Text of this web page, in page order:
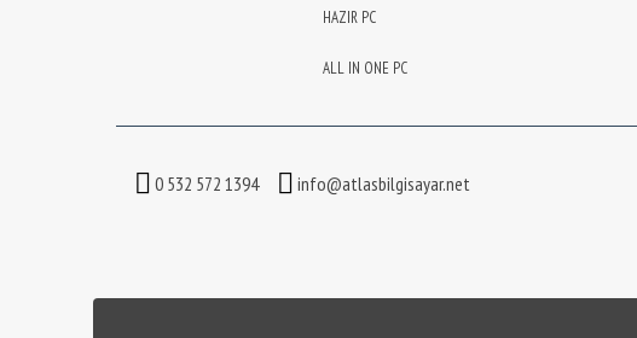
HAZIR PC
ALL IN ONE PC
0 532 572 1394 info@atlasbilgisayar.net